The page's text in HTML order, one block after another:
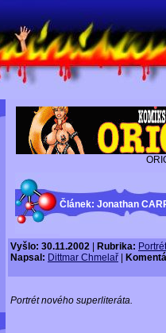
Článek: Jonathan
Vyšlo: 30.11.2002 Rubrika: Portrét
Napsal: Dittmar Chmelař
Portrét nového superliteráta.